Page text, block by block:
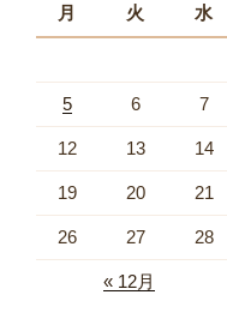
月
火 水
5 6 7
12 13 14
19 20 21
26 27 28
« 12月